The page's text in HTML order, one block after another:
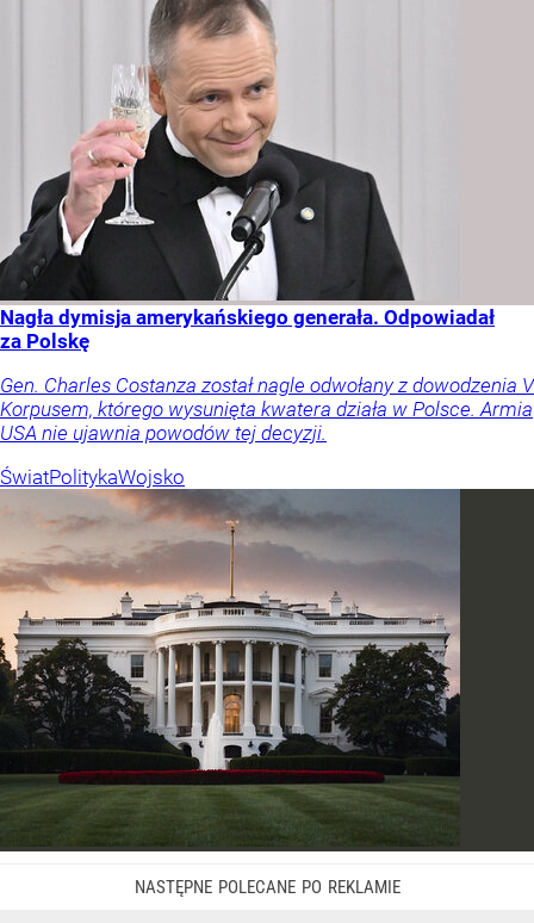
Nagła dymisja amerykańskiego generała. Odpowiadał
za Polskę
Gen. Charles Costanza został nagle odwołany z dowodzenia V
Korpusem, którego wysunięta kwatera działa w Polsce. Armia
USA nie ujawnia powodów tej decyzji.
ŚwiatPolitykaWojsko